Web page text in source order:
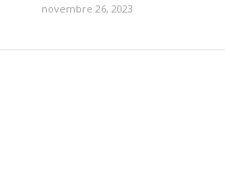
novembre 26, 2023